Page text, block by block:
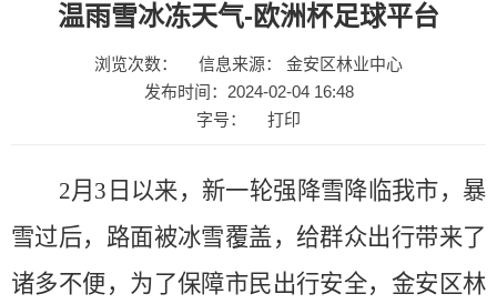
温雨雪冰冻天气-欧洲杯足球平台
浏览次数：
信息来源： 金安区林业中心
发布时间：2024-02-04 16:48
字号：
打印
2月3日以来，新一轮强降雪降临我市，暴
雪过后，路面被冰雪覆盖，给群众出行带来了
诸多不便，为了保障市民出行安全，金安区林